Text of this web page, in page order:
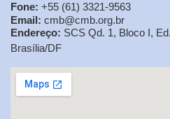
Fone: +55 (61) 3321-9563
Email: cmb@cmb.org.br
Endereço: SCS Qd. 1, Bloco I,
Brasília/DF